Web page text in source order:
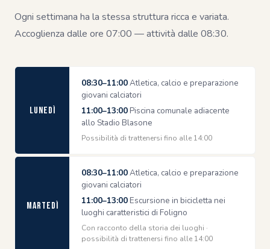
Ogni settimana ha la stessa struttura ricca e variata.
Accoglienza dalle ore 07:00 — attività dalle 08:30.
Lunedì
08:30–11:00Atletica, calcio e preparazione
giovani calciatori
11:00–13:00 Piscina comunale adiacente
allo Stadio Blasone
Possibilità di trattenersi fino alle 14:00
Martedì
08:30–11:00Atletica, calcio e preparazione
giovani calciatori
11:00–13:00 Escursione in bicicletta nei
luoghi caratteristici di Foligno
Con racconto della storia dei luoghi ·
possibilità di trattenersi fino alle 14:00